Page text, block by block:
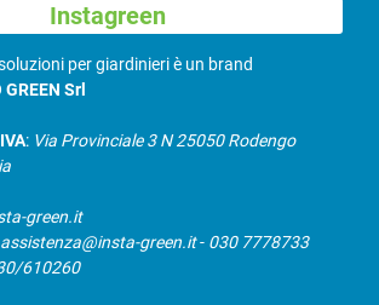
Instagreen
per giardinieri è un brand
Srl
: Via Provinciale 3 N 25050 Rodengo
green.it
assistenza@insta-green.it- 030 7778733
610260